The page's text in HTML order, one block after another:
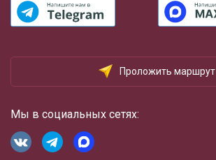
Проложить маршрут
Мы в социальных сетях: